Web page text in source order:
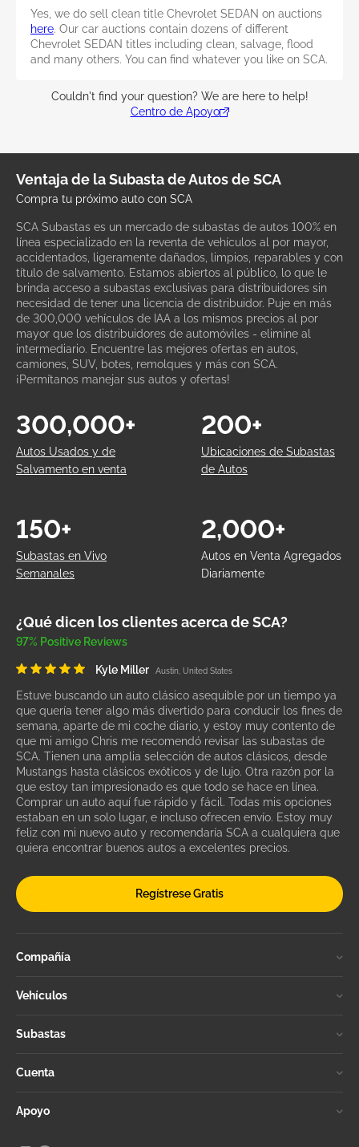
Yes, we do sell clean title Chevrolet SEDAN on auctions
here. Our car auctions contain dozens of different
Chevrolet SEDAN titles including clean, salvage, flood
and many others. You can find whatever you like on SCA.
Couldn't find your question? We are here to help!
Centro de Apoyo
Ventaja de la Subasta de Autos de SCA
Compra tu próximo auto con SCA
SCA Subastas es un mercado de subastas de autos 100% en
línea especializado en la reventa de vehículos al por mayor,
accidentados, ligeramente dañados, limpios, reparables y con
título de salvamento. Estamos abiertos al público, lo que le
brinda acceso a subastas exclusivas para distribuidores sin
necesidad de tener una licencia de distribuidor. Puje en más
de 300,000 vehículos de IAA a los mismos precios al por
mayor que los distribuidores de automóviles - elimine al
intermediario. Encuentre las mejores ofertas en autos,
camiones, SUV, botes, remolques y más con SCA.
¡Permítanos manejar sus autos y ofertas!
Autos Usados y de
Salvamento en venta
300,000+
Ubicaciones de Subastas
de Autos
200+
Subastas en Vivo
Semanales
150+
Autos en Venta Agregados
Diariamente
2,000+
¿Qué dicen los clientes acerca de SCA?
97% Positive Reviews
Kyle Miller Austin, United States
Estuve buscando un auto clásico asequible por un tiempo ya
que quería tener algo más divertido para conducir los fines de
semana, aparte de mi coche diario, y estoy muy contento de
que mi amigo Chris me recomendó revisar las subastas de
SCA. Tienen una amplia selección de autos clásicos, desde
Mustangs hasta clásicos exóticos y de lujo. Otra razón por la
que estoy tan impresionado es que todo se hace en línea.
Comprar un auto aquí fue rápido y fácil. Todas mis opciones
estaban en un solo lugar, e incluso ofrecen envío. Estoy muy
feliz con mi nuevo auto y recomendaría SCA a cualquiera que
quiera encontrar buenos autos a excelentes precios.
Regístrese Gratis
Compañía
Vehículos
Subastas
Cuenta
Apoyo